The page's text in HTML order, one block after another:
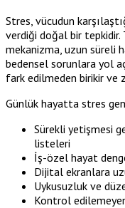
Stres, vücudun
verdiği doğal bir tepkidir.
mekanizma, uzun süreli
bedensel sorunlara yol
fark edilmeden birikir ve
Günlük hayatta stres
Sürekli yetişmesi
listeleri
İş-özel hayat
Dijital ekranlara
Uykusuzluk ve
Kontrol